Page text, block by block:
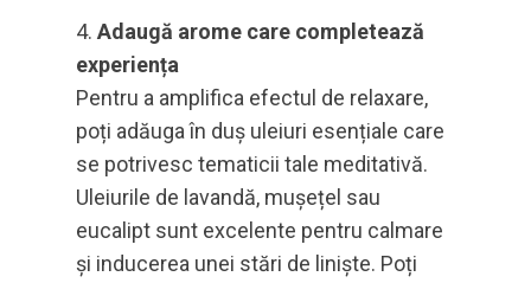
Adaugă arome care completează
experiența
Pentru a amplifica efectul de relaxare,
poți adăuga în duș uleiuri esențiale care
se potrivesc tematicii tale meditativă.
Uleiurile de lavandă, mușețel sau
eucalipt sunt excelente pentru calmare
și inducerea unei stări de liniște. Poți